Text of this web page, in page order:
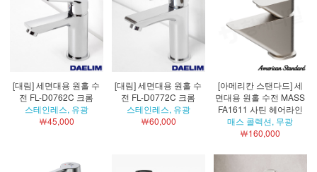
[대림] 세면대용 원홀 수
전 FL-D0762C 크롬
스테인레스, 유광
￦45,000
[대림] 세면대용 원홀 수
전 FL-D0772C 크롬
스테인레스, 유광
￦60,000
[아메리칸 스탠다드] 세
면대용 원홀 수전 MASS
FA1611 사틴 헤어라인
매스 콜렉션, 무광
￦160,000